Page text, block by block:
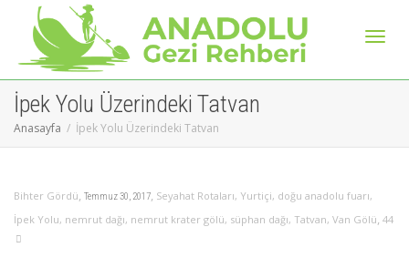
İpek Yolu Üzerindeki Tatvan
Anasayfa İpek Yolu Üzerindeki Tatvan
Bihter Gördü, Temmuz 30, 2017, Seyahat Rotaları, Yurtiçi, doğu anadolu fuarı,
İpek Yolu, nemrut dağı, nemrut krater gölü, süphan dağı, Tatvan, Van Gölü, 44